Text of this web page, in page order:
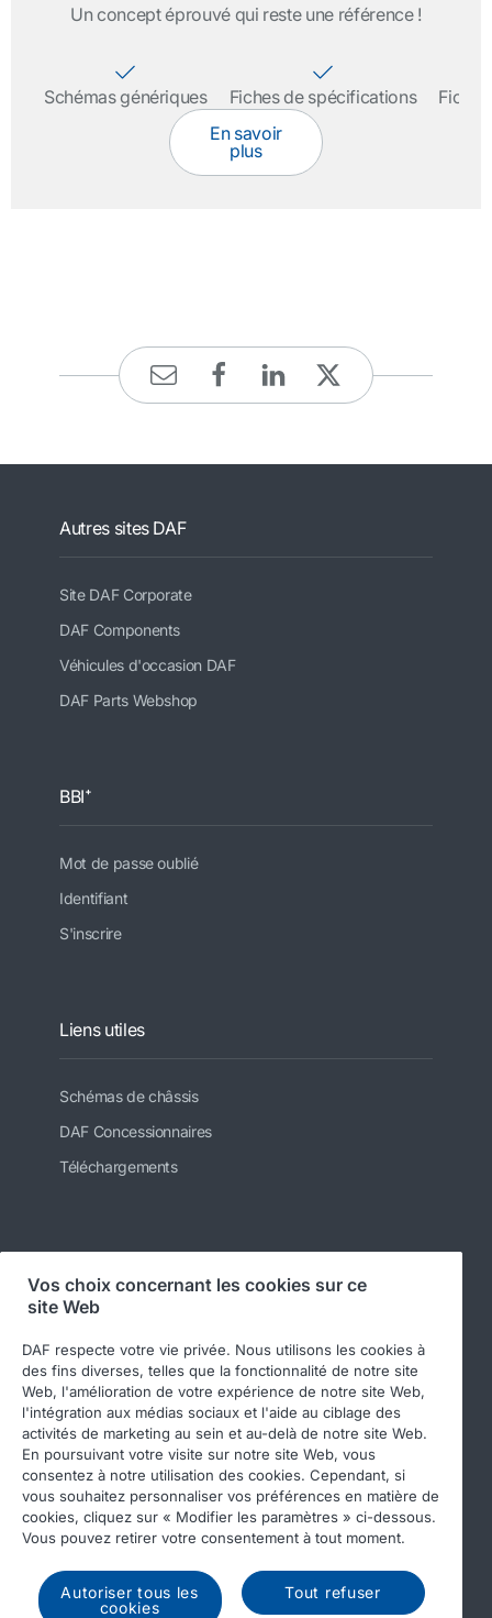
Un concept éprouvé qui reste une référence !
Schémas génériques Fiches de spécifications
En savoir
plus
Autres sites DAF
Site DAF Corporate
DAF Components
Véhicules d'occasion DAF
DAF Parts Webshop
BBI⁺
Mot de passe oublié
Identifiant
S'inscrire
Liens utiles
Schémas de châssis
DAF Concessionnaires
Téléchargements
© 2026 DAF
Mentions légales
Déclaration de confidentialité
Conditions générales
DAF et cookies
Code de conduite
Vos choix concernant les cookies sur ce
site Web
DAF respecte votre vie privée. Nous utilisons les cookies à
des fins diverses, telles que la fonctionnalité de notre site
Web, l'amélioration de votre expérience de notre site Web,
l'intégration aux médias sociaux et l'aide au ciblage des
activités de marketing au sein et au-delà de notre site Web.
En poursuivant votre visite sur notre site Web, vous
consentez à notre utilisation des cookies. Cependant, si
vous souhaitez personnaliser vos préférences en matière de
cookies, cliquez sur « Modifier les paramètres » ci-dessous.
Vous pouvez retirer votre consentement à tout moment.
Autoriser tous les
cookies
Tout refuser